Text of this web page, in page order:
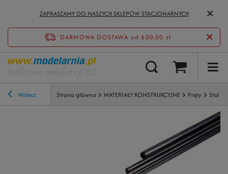
ZAPRASZAMY DO NASZYCH SKLEPÓW STACJONARNYCH
DARMOWA DOSTAWA od 600,00 zł
Wstecz Strona główna MATERIAŁY KONSTRUKCYJNE Pręty Stal